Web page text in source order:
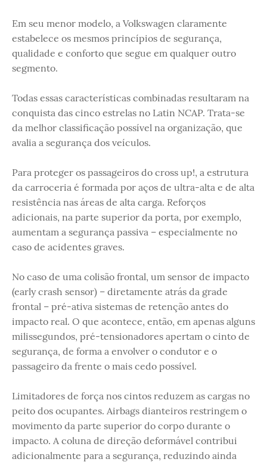
Em seu menor modelo, a Volkswagen claramente
estabelece os mesmos princípios de segurança,
qualidade e conforto que segue em qualquer outro
segmento.
Todas essas características combinadas resultaram na
conquista das cinco estrelas no Latin NCAP. Trata-se
da melhor classificação possível na organização, que
avalia a segurança dos veículos.
Para proteger os passageiros do cross up!, a estrutura
da carroceria é formada por aços de ultra-alta e de alta
resistência nas áreas de alta carga. Reforços
adicionais, na parte superior da porta, por exemplo,
aumentam a segurança passiva – especialmente no
caso de acidentes graves.
No caso de uma colisão frontal, um sensor de impacto
(early crash sensor) – diretamente atrás da grade
frontal – pré-ativa sistemas de retenção antes do
impacto real. O que acontece, então, em apenas alguns
milissegundos, pré-tensionadores apertam o cinto de
segurança, de forma a envolver o condutor e o
passageiro da frente o mais cedo possível.
Limitadores de força nos cintos reduzem as cargas no
peito dos ocupantes. Airbags dianteiros restringem o
movimento da parte superior do corpo durante o
impacto. A coluna de direção deformável contribui
adicionalmente para a segurança, reduzindo ainda